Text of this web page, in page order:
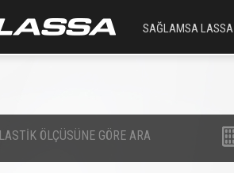
SAĞLAMSA LASSA
LASTİK ÖLÇÜSÜNE GÖRE ARA